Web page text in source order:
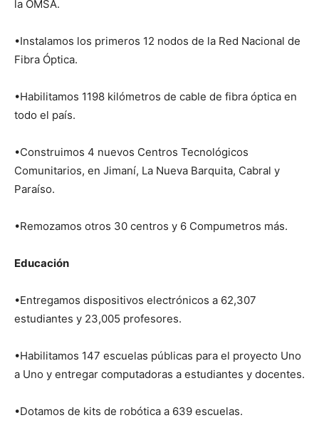
la OMSA.
•Instalamos los primeros 12 nodos de la Red Nacional de
Fibra Óptica.
•Habilitamos 1198 kilómetros de cable de fibra óptica en
todo el país.
•Construimos 4 nuevos Centros Tecnológicos
Comunitarios, en Jimaní, La Nueva Barquita, Cabral y
Paraíso.
•Remozamos otros 30 centros y 6 Compumetros más.
Educación
•Entregamos dispositivos electrónicos a 62,307
estudiantes y 23,005 profesores.
•Habilitamos 147 escuelas públicas para el proyecto Uno
a Uno y entregar computadoras a estudiantes y docentes.
•Dotamos de kits de robótica a 639 escuelas.